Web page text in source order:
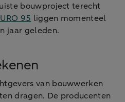
bouwproject terecht
95 liggen momenteel
jaar geleden.
van bouwwerken
dragen. De producenten